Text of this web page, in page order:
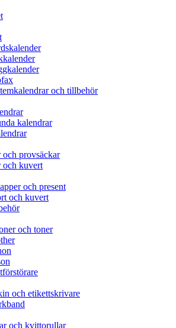
och tillbehör
kalendrar
och provsäckar
och kuvert
och present
och kuvert
och toner
och etikettskrivare
och kvittorullar